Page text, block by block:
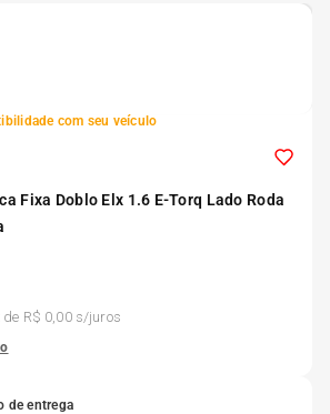
com seu veículo
Fixa Doblo Elx 1.6 E-Torq Lado Roda
de R$ 0,00s/juros
de entrega